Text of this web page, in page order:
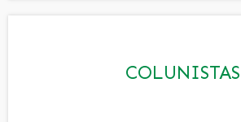
COLUNISTAS